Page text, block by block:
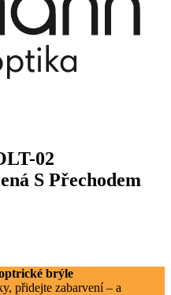
02
S Přechodem
brýle
přidejte zabarvení – a